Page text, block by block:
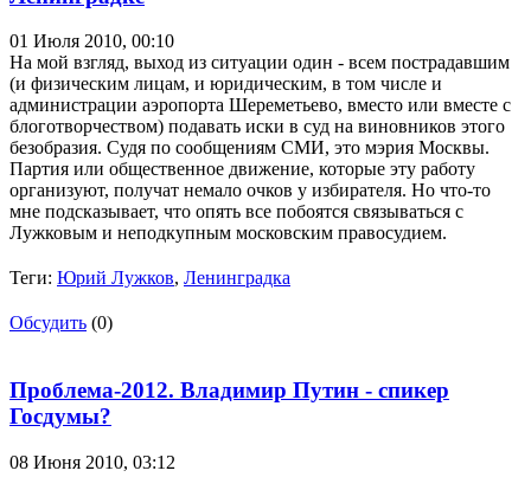
01 Июля 2010, 00:10
На мой взгляд, выход из ситуации один - всем пострадавшим
(и физическим лицам, и юридическим, в том числе и
администрации аэропорта Шереметьево, вместо или вместе с
блоготворчеством) подавать иски в суд на виновников этого
безобразия. Судя по сообщениям СМИ, это мэрия Москвы.
Партия или общественное движение, которые эту работу
организуют, получат немало очков у избирателя. Но что-то
мне подсказывает, что опять все побоятся связываться с
Лужковым и неподкупным московским правосудием.
Теги: Юрий Лужков, Ленинградка
Обсудить (0)
Проблема-2012. Владимир Путин - спикер
Госдумы?
08 Июня 2010, 03:12